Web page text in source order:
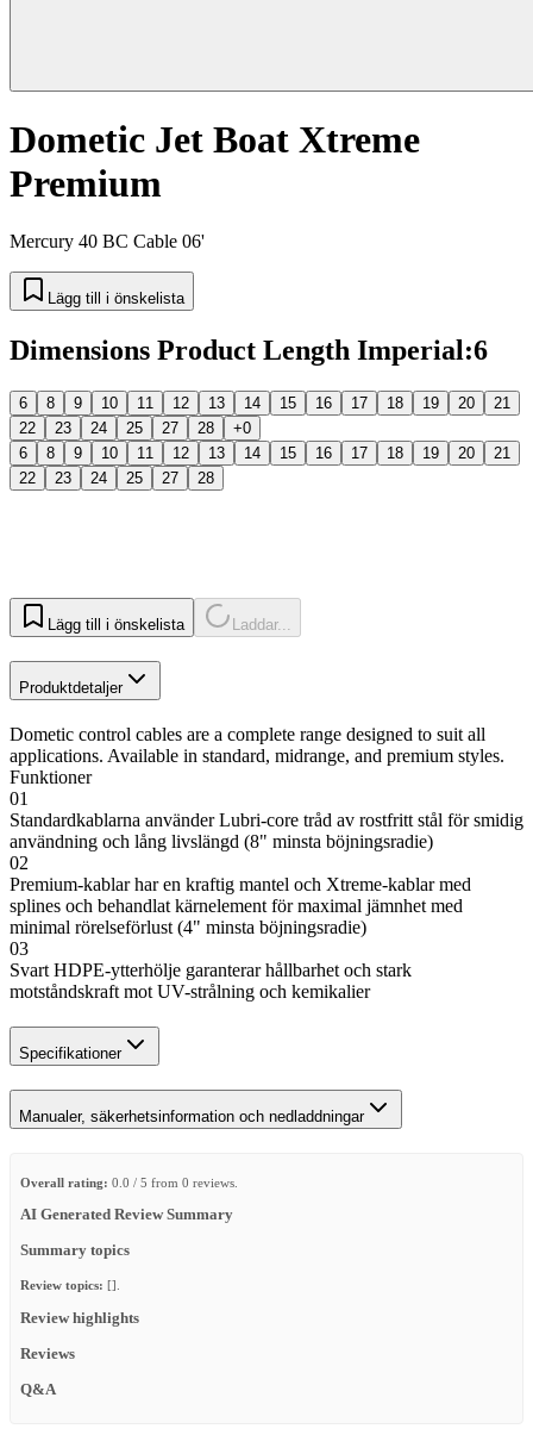
Dometic Jet Boat Xtreme
Premium
Mercury 40 BC Cable 06'
Lägg till i önskelista
Dimensions Product Length Imperial:6
6 8 9 10 11 12 13 14 15 16 17 18 19 20
21
22
23 24 25 27 28
+0
6
8 9 10 11 12 13 14 15 16 17 18 19 20
21
22
23 24 25 27 28
Lägg till i önskelista Laddar...
Produktdetaljer
Dometic control cables are a complete range designed to suit all
applications. Available in standard, midrange, and premium styles.
Funktioner
01
Standardkablarna använder Lubri-core tråd av rostfritt stål för smidig
användning och lång livslängd (8" minsta böjningsradie)
02
Premium-kablar har en kraftig mantel och Xtreme-kablar med
splines och behandlat kärnelement för maximal jämnhet med
minimal rörelseförlust (4" minsta böjningsradie)
03
Svart HDPE-ytterhölje garanterar hållbarhet och stark
motståndskraft mot UV-strålning och kemikalier
Specifikationer
Manualer, säkerhetsinformation och nedladdningar
Overall rating: 0.0 / 5 from 0 reviews.
AI Generated Review Summary
Summary topics
Review topics: [].
Review highlights
Reviews
Q&A